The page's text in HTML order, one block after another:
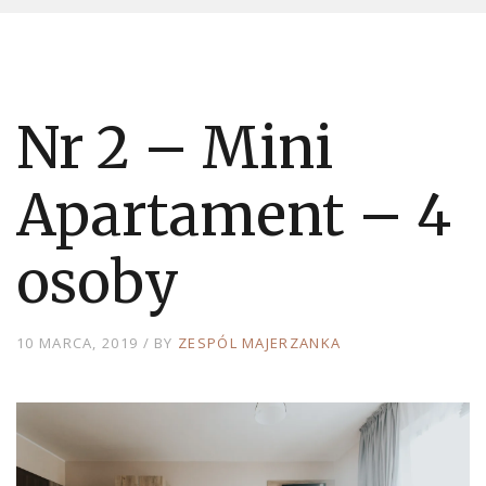
Nr 2 – Mini
Apartament – 4
osoby
10 MARCA, 2019 BY ZESPÓL MAJERZANKA